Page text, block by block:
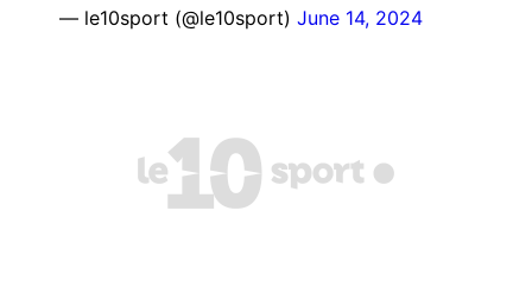
— le10sport (@le10sport) June 14, 2024